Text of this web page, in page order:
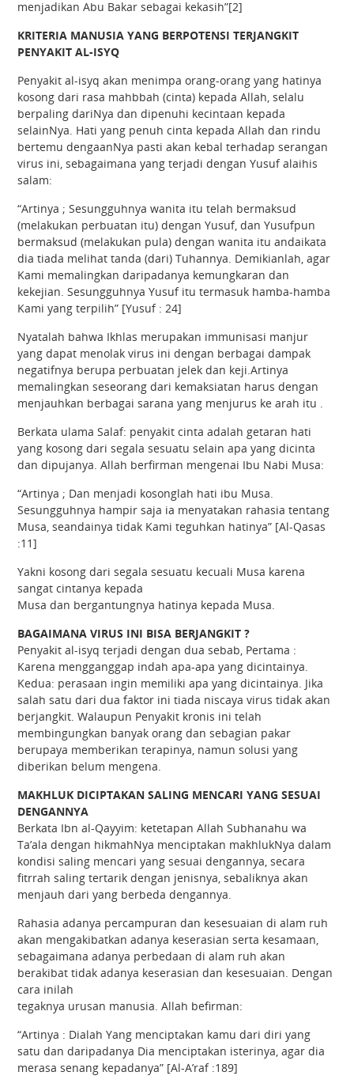
menjadikan Abu Bakar sebagai kekasih”[2]
KRITERIA MANUSIA YANG BERPOTENSI TERJANGKIT
PENYAKIT AL-ISYQ
Penyakit al-isyq akan menimpa orang-orang yang hatinya
kosong dari rasa mahbbah (cinta) kepada Allah, selalu
berpaling dariNya dan dipenuhi kecintaan kepada
selainNya. Hati yang penuh cinta kepada Allah dan rindu
bertemu dengaanNya pasti akan kebal terhadap serangan
virus ini, sebagaimana yang terjadi dengan Yusuf alaihis
salam:
“Artinya ; Sesungguhnya wanita itu telah bermaksud
(melakukan perbuatan itu) dengan Yusuf, dan Yusufpun
bermaksud (melakukan pula) dengan wanita itu andaikata
dia tiada melihat tanda (dari) Tuhannya. Demikianlah, agar
Kami memalingkan daripadanya kemungkaran dan
kekejian. Sesungguhnya Yusuf itu termasuk hamba-hamba
Kami yang terpilih” [Yusuf : 24]
Nyatalah bahwa Ikhlas merupakan immunisasi manjur
yang dapat menolak virus ini dengan berbagai dampak
negatifnya berupa perbuatan jelek dan keji.Artinya
memalingkan seseorang dari kemaksiatan harus dengan
menjauhkan berbagai sarana yang menjurus ke arah itu .
Berkata ulama Salaf: penyakit cinta adalah getaran hati
yang kosong dari segala sesuatu selain apa yang dicinta
dan dipujanya. Allah berfirman mengenai Ibu Nabi Musa:
“Artinya ; Dan menjadi kosonglah hati ibu Musa.
Sesungguhnya hampir saja ia menyatakan rahasia tentang
Musa, seandainya tidak Kami teguhkan hatinya” [Al-Qasas
:11]
Yakni kosong dari segala sesuatu kecuali Musa karena
sangat cintanya kepada
Musa dan bergantungnya hatinya kepada Musa.
BAGAIMANA VIRUS INI BISA BERJANGKIT ?
Penyakit al-isyq terjadi dengan dua sebab, Pertama :
Karena mengganggap indah apa-apa yang dicintainya.
Kedua: perasaan ingin memiliki apa yang dicintainya. Jika
salah satu dari dua faktor ini tiada niscaya virus tidak akan
berjangkit. Walaupun Penyakit kronis ini telah
membingungkan banyak orang dan sebagian pakar
berupaya memberikan terapinya, namun solusi yang
diberikan belum mengena.
MAKHLUK DICIPTAKAN SALING MENCARI YANG SESUAI
DENGANNYA
Berkata Ibn al-Qayyim: ketetapan Allah Subhanahu wa
Ta’ala dengan hikmahNya menciptakan makhlukNya dalam
kondisi saling mencari yang sesuai dengannya, secara
fitrrah saling tertarik dengan jenisnya, sebaliknya akan
menjauh dari yang berbeda dengannya.
Rahasia adanya percampuran dan kesesuaian di alam ruh
akan mengakibatkan adanya keserasian serta kesamaan,
sebagaimana adanya perbedaan di alam ruh akan
berakibat tidak adanya keserasian dan kesesuaian. Dengan
cara inilah
tegaknya urusan manusia. Allah befirman:
“Artinya : Dialah Yang menciptakan kamu dari diri yang
satu dan daripadanya Dia menciptakan isterinya, agar dia
merasa senang kepadanya” [Al-A’raf :189]